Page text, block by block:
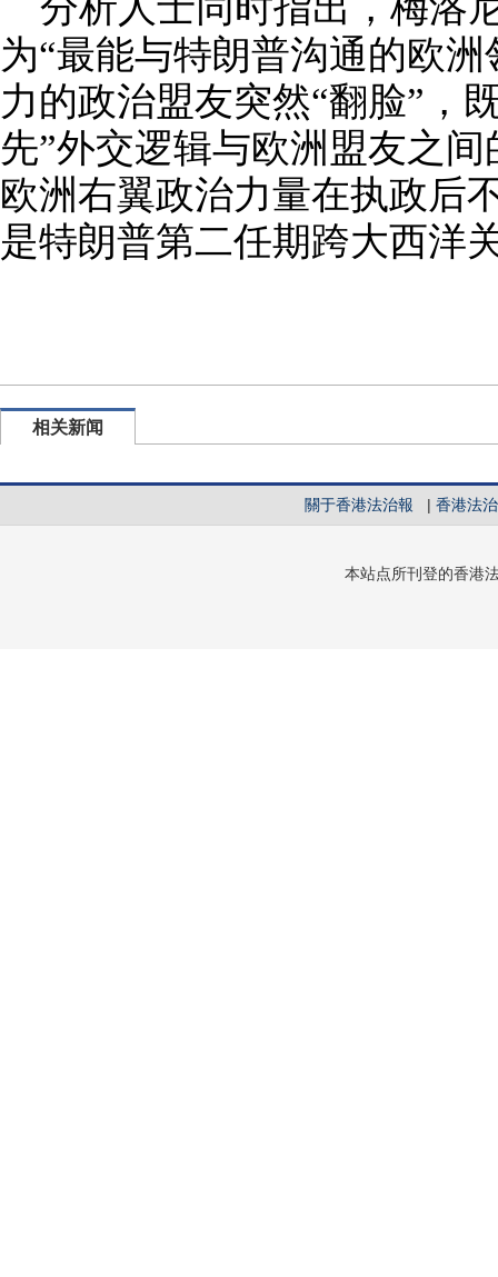
为“最能与特朗普沟通的欧
力的政治盟友突然“翻脸”，
先”外交逻辑与欧洲盟友之
欧洲右翼政治力量在执政后
是特朗普第二任期跨大西洋
相关新闻
關于香港法治報 | 香港法
本站点所刊登的香港